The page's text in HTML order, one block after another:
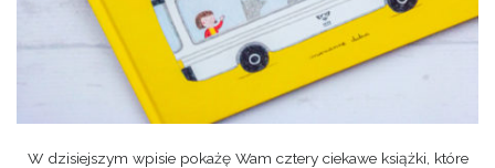
W dzisiejszym wpisie pokażę Wam cztery ciekawe książki, które